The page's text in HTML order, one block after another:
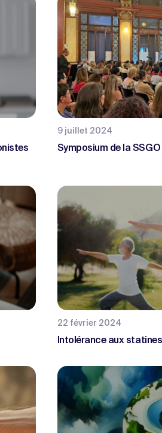
9 juillet 2024
Symposium de la
22 février 2024
Intolérance aux statines